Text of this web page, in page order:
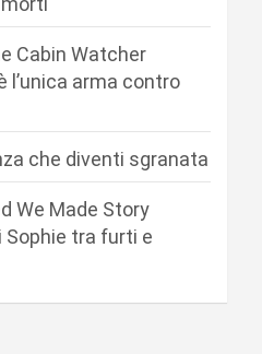
Cabin Watcher
l’unica arma contro
che diventi sgranata
We Made Story
Sophie tra furti e